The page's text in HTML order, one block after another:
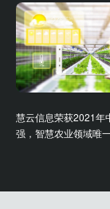
慧云信息荣获2021年
强，智慧农业领域唯